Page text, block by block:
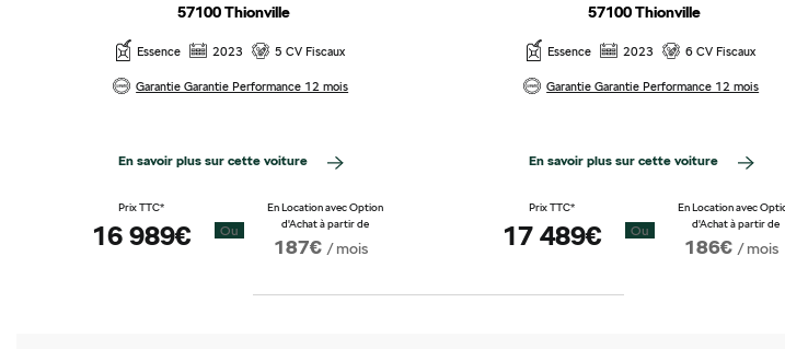
57100 Thionville
Essence 2023 5 CV Fiscaux
Garantie Garantie Performance 12 mois
En savoir plus sur cette voiture
Prix TTC*
16 989€ Ou
En Location avec Option
d'Achat à partir de
187€ / mois
57100 Thionville
Essence 2023 6 CV Fiscaux
Garantie Garantie Performance 12 mois
En savoir plus sur cette voiture
Prix TTC*
17 489€ Ou
En Location avec
d'Achat à partir de
186€ / mois